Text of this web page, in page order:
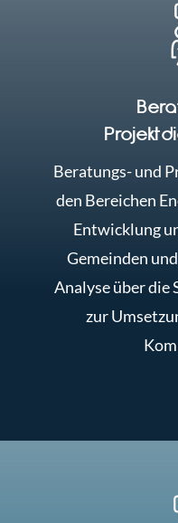
Beratungs- und
den Bereichen
Entwicklung
Gemeinden
Analyse über die
zur